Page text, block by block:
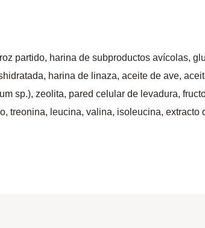
partido, harina de subproductos avícolas,
harina de linaza, aceite de ave,
sp.), zeolita, pared celular de levadura,
leucina, valina, isoleucina, extracto